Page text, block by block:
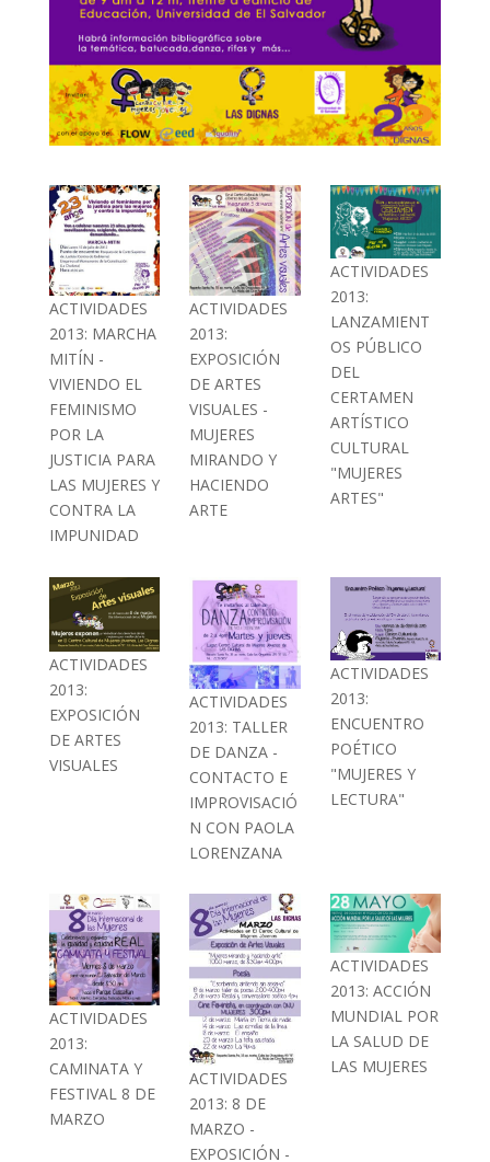
ACTIVIDADES
2013: MARCHA
MITÍN -
VIVIENDO EL
FEMINISMO
POR LA
JUSTICIA PARA
LAS MUJERES Y
CONTRA LA
IMPUNIDAD
ACTIVIDADES
2013:
EXPOSICIÓN
DE ARTES
VISUALES -
MUJERES
MIRANDO Y
HACIENDO
ARTE
ACTIVIDADES
2013:
LANZAMIENT
OS PÚBLICO
DEL
CERTAMEN
ARTÍSTICO
CULTURAL
"MUJERES
ARTES"
ACTIVIDADES
2013:
EXPOSICIÓN
DE ARTES
VISUALES
ACTIVIDADES
2013: TALLER
DE DANZA -
CONTACTO E
IMPROVISACIÓ
N CON PAOLA
LORENZANA
ACTIVIDADES
2013:
ENCUENTRO
POÉTICO
"MUJERES Y
LECTURA"
ACTIVIDADES
2013:
CAMINATA Y
FESTIVAL 8 DE
MARZO
ACTIVIDADES
2013: 8 DE
MARZO -
EXPOSICIÓN -
ACTIVIDADES
2013: ACCIÓN
MUNDIAL POR
LA SALUD DE
LAS MUJERES